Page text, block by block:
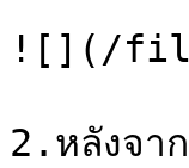
![](/
2.หลังจา